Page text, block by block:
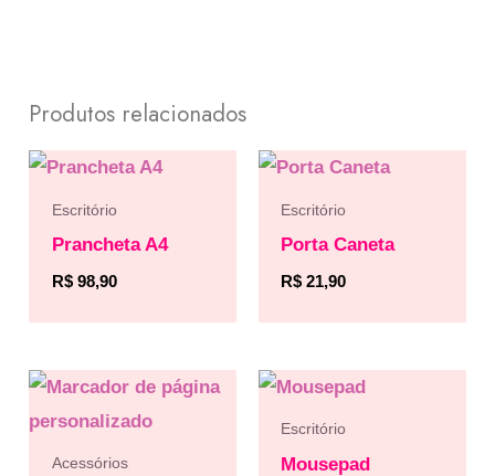
Produtos relacionados
Escritório
Prancheta A4
R$98,90
Escritório
Porta Caneta
R$ 21,90
Acessórios
Escritório
Mousepad